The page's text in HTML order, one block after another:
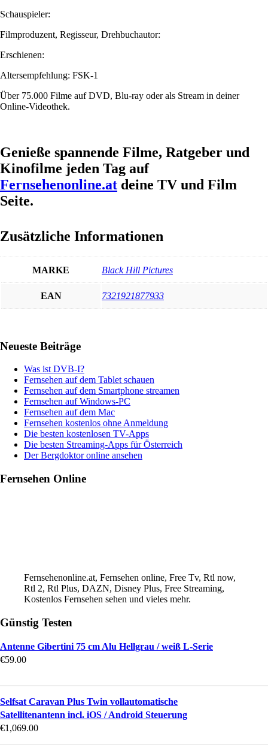
Schauspieler:
Filmproduzent, Regisseur, Drehbuchautor:
Erschienen:
Altersempfehlung: FSK-1
Über 75.000 Filme auf DVD, Blu-ray oder als Stream in deiner
Online-Videothek.
Genieße spannende Filme, Ratgeber und
Kinofilme jeden Tag auf
Fernsehenonline.at deine TV und Film
Seite.
Zusätzliche Informationen
MARKE Black Hill Pictures
EAN 7321921877933
Sidebar
Neueste Beiträge
Was ist DVB-I?
Fernsehen auf dem Tablet schauen
Fernsehen auf dem Smartphone streamen
Fernsehen auf Windows-PC
Fernsehen auf dem Mac
Fernsehen kostenlos ohne Anmeldung
Die besten kostenlosen TV-Apps
Die besten Streaming-Apps für Österreich
Der Bergdoktor online ansehen
Fernsehen Online
Fernsehenonline.at, Fernsehen online, Free Tv, Rtl now,
Rtl 2, Rtl Plus, DAZN, Disney Plus, Free Streaming,
Kostenlos Fernsehen sehen und vieles mehr.
Günstig Testen
Antenne Gibertini 75 cm Alu Hellgrau / weiß L-Serie
€59.00
Selfsat Caravan Plus Twin vollautomatische
Satellitenantenn incl. iOS / Android Steuerung
€1,069.00